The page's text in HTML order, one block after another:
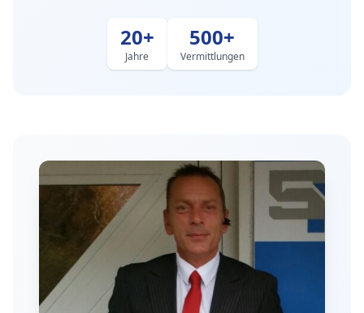
20+
Jahre
500+
Vermittlungen